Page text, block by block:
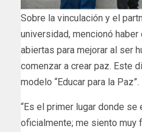
Sobre la vinculación y el
universidad, mencionó
abiertas para mejorar al ser
comenzar a crear paz. Este
modelo “Educar para la Paz”.
“Es el primer lugar donde
oficialmente; me siento muy